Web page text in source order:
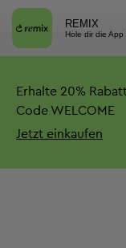
REMIX
Hole dir die App
Erhalte 20%
Code WELCOME
Jetzt einkaufen